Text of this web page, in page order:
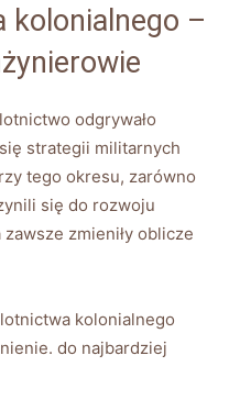
kolonialnego –
odgrywało
strategii militarnych
tego okresu, zarówno
się do rozwoju
zmieniły oblicze
kolonialnego
do najbardziej